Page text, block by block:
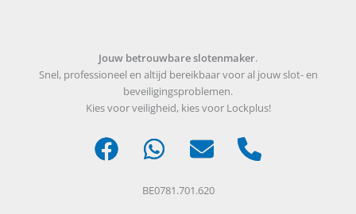
Jouw betrouwbare slotenmaker.
Snel, professioneel en altijd bereikbaar voor al jouw slot- en
beveiligingsproblemen.
Kies voor veiligheid, kies voor Lockplus!
BE0781.701.620